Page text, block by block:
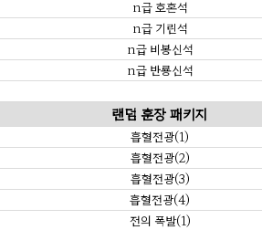
n급 호혼석
n급 기린석
n급 비봉신석
n급 반룡신석
랜덤 훈장 패키지
흡혈전광(1)
흡혈전광(2)
흡혈전광(3)
흡혈전광(4)
전의 폭발(1)